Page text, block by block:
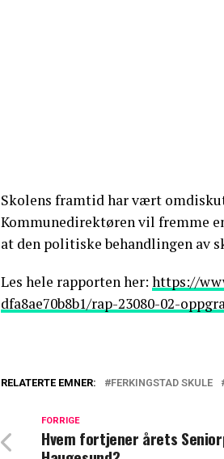
Skolens framtid har vært
Kommunedirektøren vil fremme
at den politiske behandlingen av
Les hele rapporten her: https://
dfa8ae70b8b1/rap-23080-02-
RELATERTE EMNER: FERKINGSTAD SKULE
FORRIGE
Hvem fortjener årets